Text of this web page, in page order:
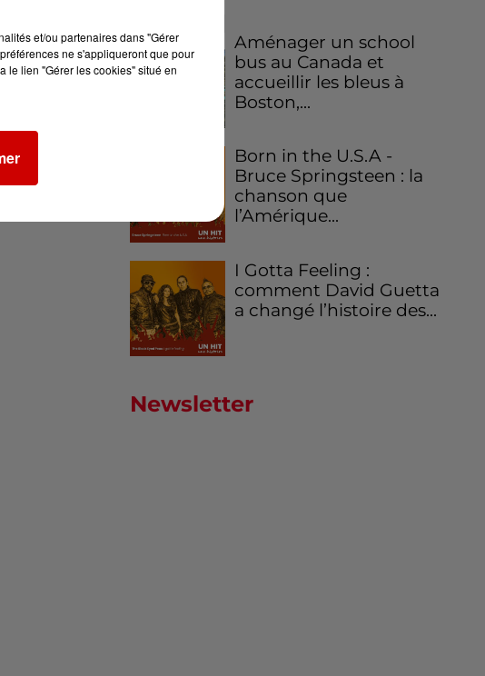
Aménager un school
bus au Canada et
accueillir les bleus à
Boston,...
Born in the U.S.A -
Bruce Springsteen : la
chanson que
l’Amérique...
I Gotta Feeling :
comment David Guetta
a changé l’histoire des...
Newsletter
et/ou partenaires dans "Gérer
ne s'appliqueront que pour
le lien "Gérer les cookies" situé en